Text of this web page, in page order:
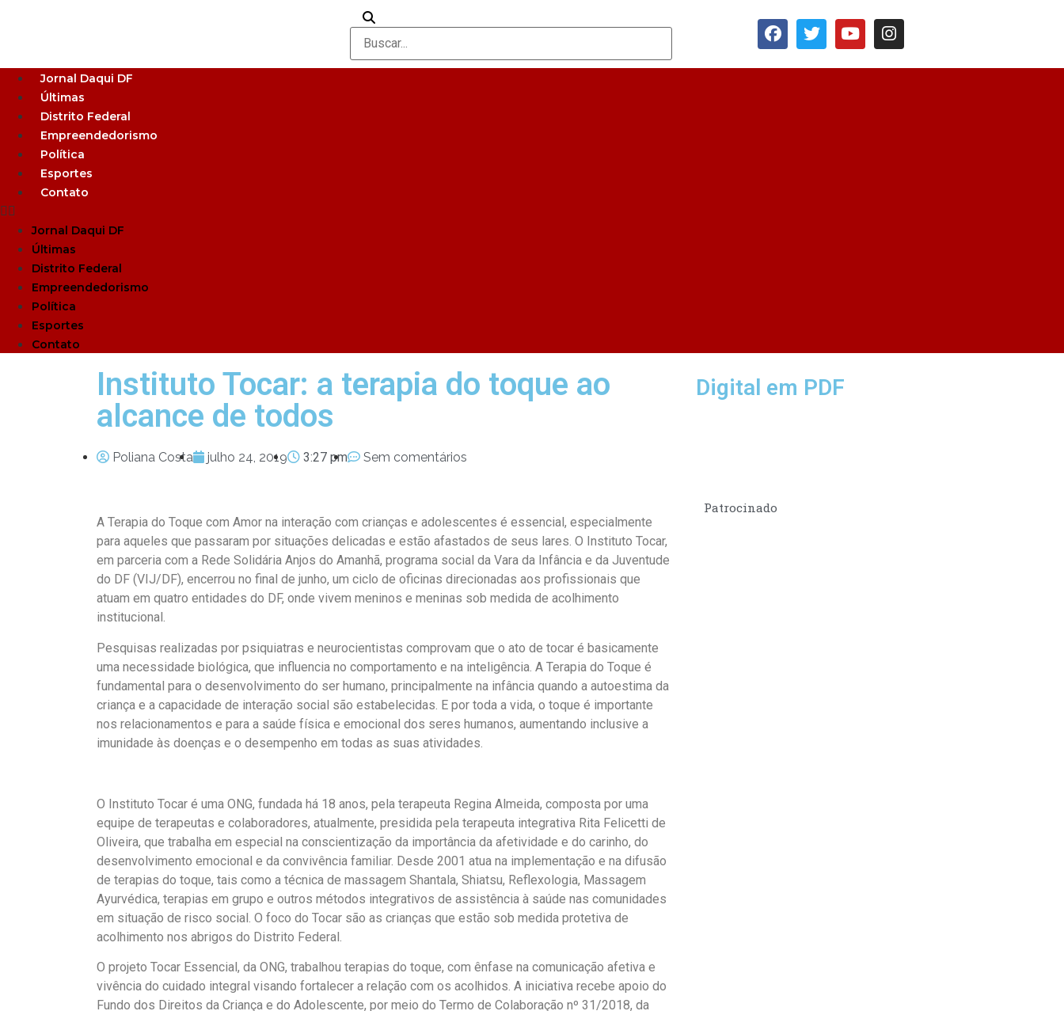
Jornal Daqui DF
Últimas
Distrito Federal
Empreendedorismo
Política
Esportes
Contato
Jornal Daqui DF
Últimas
Distrito Federal
Empreendedorismo
Política
Esportes
Contato
Instituto Tocar: a terapia do toque ao
alcance de todos
Poliana Costa julho 24, 2019 3:27 pm Sem comentários
A Terapia do Toque com Amor na interação com crianças e adolescentes é essencial, especialmente
para aqueles que passaram por situações delicadas e estão afastados de seus lares. O Instituto Tocar,
em parceria com a Rede Solidária Anjos do Amanhã, programa social da Vara da Infância e da Juventude
do DF (VIJ/DF), encerrou no final de junho, um ciclo de oficinas direcionadas aos profissionais que
atuam em quatro entidades do DF, onde vivem meninos e meninas sob medida de acolhimento
institucional.
Pesquisas realizadas por psiquiatras e neurocientistas comprovam que o ato de tocar é basicamente
uma necessidade biológica, que influencia no comportamento e na inteligência. A Terapia do Toque é
fundamental para o desenvolvimento do ser humano, principalmente na infância quando a autoestima da
criança e a capacidade de interação social são estabelecidas. E por toda a vida, o toque é importante
nos relacionamentos e para a saúde física e emocional dos seres humanos, aumentando inclusive a
imunidade às doenças e o desempenho em todas as suas atividades.
O Instituto Tocar é uma ONG, fundada há 18 anos, pela terapeuta Regina Almeida, composta por uma
equipe de terapeutas e colaboradores, atualmente, presidida pela terapeuta integrativa Rita Felicetti de
Oliveira, que trabalha em especial na conscientização da importância da afetividade e do carinho, do
desenvolvimento emocional e da convivência familiar. Desde 2001 atua na implementação e na difusão
de terapias do toque, tais como a técnica de massagem Shantala, Shiatsu, Reflexologia, Massagem
Ayurvédica, terapias em grupo e outros métodos integrativos de assistência à saúde nas comunidades
em situação de risco social. O foco do Tocar são as crianças que estão sob medida protetiva de
acolhimento nos abrigos do Distrito Federal.
O projeto Tocar Essencial, da ONG, trabalhou terapias do toque, com ênfase na comunicação afetiva e
vivência do cuidado integral visando fortalecer a relação com os acolhidos. A iniciativa recebe apoio do
Fundo dos Direitos da Criança e do Adolescente, por meio do Termo de Colaboração nº 31/2018, da
Digital em PDF
Patrocinado